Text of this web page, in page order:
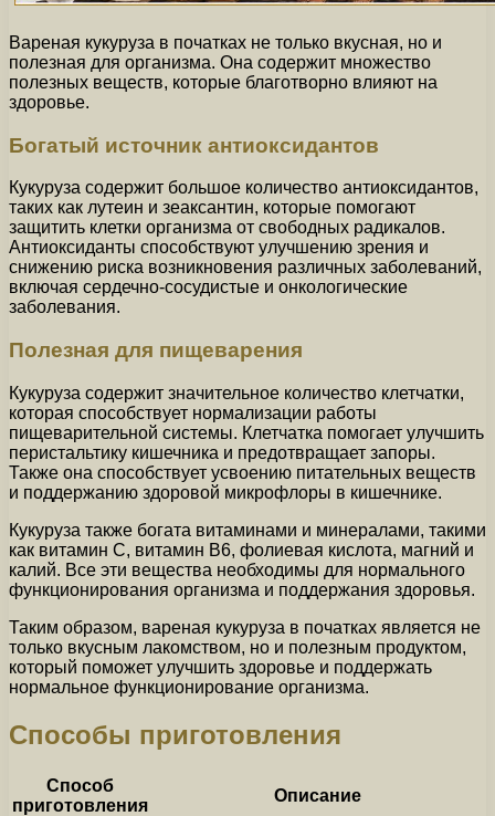
Вареная кукуруза в початках не только вкусная, но и
полезная для организма. Она содержит множество
полезных веществ, которые благотворно влияют на
здоровье.
Богатый источник антиоксидантов
Кукуруза содержит большое количество антиоксидантов,
таких как лутеин и зеаксантин, которые помогают
защитить клетки организма от свободных радикалов.
Антиоксиданты способствуют улучшению зрения и
снижению риска возникновения различных заболеваний,
включая сердечно-сосудистые и онкологические
заболевания.
Полезная для пищеварения
Кукуруза содержит значительное количество клетчатки,
которая способствует нормализации работы
пищеварительной системы. Клетчатка помогает улучшить
перистальтику кишечника и предотвращает запоры.
Также она способствует усвоению питательных веществ
и поддержанию здоровой микрофлоры в кишечнике.
Кукуруза также богата витаминами и минералами, такими
как витамин С, витамин В6, фолиевая кислота, магний и
калий. Все эти вещества необходимы для нормального
функционирования организма и поддержания здоровья.
Таким образом, вареная кукуруза в початках является не
только вкусным лакомством, но и полезным продуктом,
который поможет улучшить здоровье и поддержать
нормальное функционирование организма.
Способы приготовления
Способ
приготовления
Описание